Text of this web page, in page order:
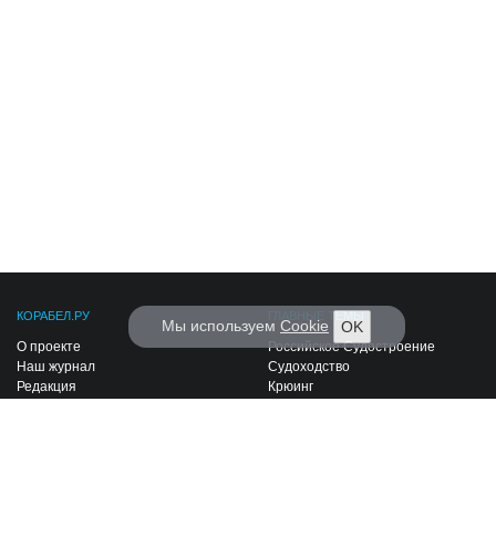
КОРАБЕЛ.РУ
О проекте
Наш журнал
Редакция
ГЛАВНЫЕ ТЕМЫ
Российское Судостроение
Судоходство
Крюинг
Мы используем Cookie OK